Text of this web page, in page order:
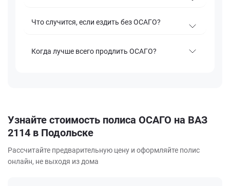
Что случится, если ездить без ОСАГО?
Когда лучше всего продлить ОСАГО?
Узнайте стоимость полиса ОСАГО на ВАЗ
2114 в Подольске
Рассчитайте предварительную цену и оформляйте полис
онлайн, не выходя из дома